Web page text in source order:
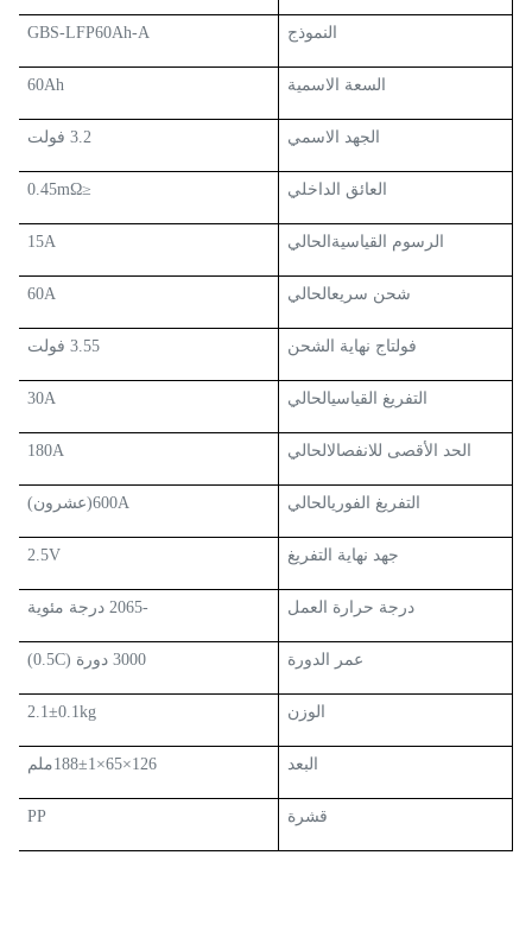
النموذج GBS-LFP60Ah-A
السعة الاسمية 60Ah
الجهد الاسمي 3.2 فولت
العائق الداخلي ≤0.45
mΩ
الرسوم القياسية الحالي 15A
شحن سريعالحالي 60A
فولتاج نهاية الشحن 3.55 فولت
التفريغ القياسيالحالي 30A
الحد الأقصى للانفصالالحالي 180A
التفريغ الفوريالحالي 600A(عشرون)
جهد نهاية التفريغ 2.5V
درجة حرارة العمل -2065 درجة مئوية
عمر الدورة 3000 دورة (0.5C)
الوزن 2.1±0.1kg
البعد 126×65×188±1ملم
قشرة PP